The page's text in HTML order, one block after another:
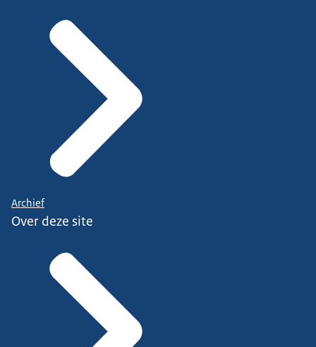
Archief
Over deze site